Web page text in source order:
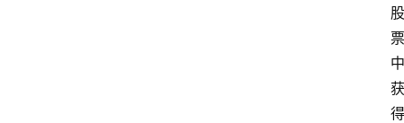
股
票
中
获
得